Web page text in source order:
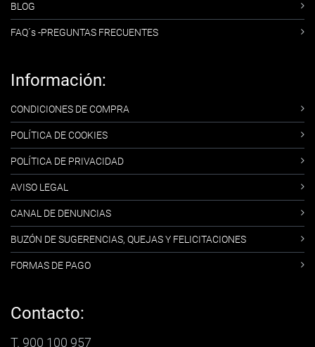
BLOG
FAQ´s -PREGUNTAS FRECUENTES
Información:
CONDICIONES DE COMPRA
POLÍTICA DE COOKIES
POLÍTICA DE PRIVACIDAD
AVISO LEGAL
CANAL DE DENUNCIAS
BUZÓN DE SUGERENCIAS, QUEJAS Y FELICITACIONES
FORMAS DE PAGO
Contacto:
T. 900 100 957